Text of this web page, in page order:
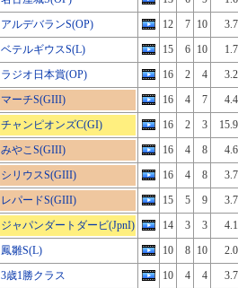
アルデバランS(OP) 12 7 10
3.7
ベテルギウスS(L) 15 6 10
1.7
ラジオ日本賞(OP) 16 2 4
3.2
マーチS(GIII) 16 4 7
4.4
チャンピオンズC(GI) 16 2 3
15.9
みやこS(GIII) 16 4 8
4.6
シリウスS(GIII) 16 4 8
3.7
レパードS(GIII) 15 5 9
3.7
ジャパンダートダービ(JpnI) 14 3 3
4.1
鳳雛S(L) 10 8 10
2.0
3歳1勝クラス 10 4 4
3.7